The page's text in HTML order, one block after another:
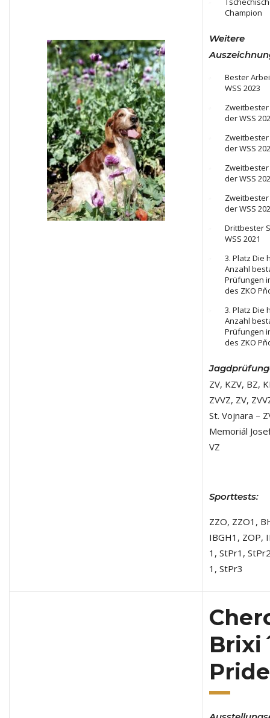
Champion
Weitere
Bester
WSS 2023
der WSS
der WSS
der WSS
der WSS
Drittbester
WSS 2021
3. Platz Die
Anzahl
Prüfungen
des ZKO
3. Platz Die
Anzahl
Prüfungen
des ZKO
ZV, KZV, BZ,
ZVVZ, ZV,
St. Vojnara –
Memoriál
VZ
Sporttests:
ZZO, ZZO1,
IBGH1, ZOP,
1, StPr1,
1, StPr3
Pride